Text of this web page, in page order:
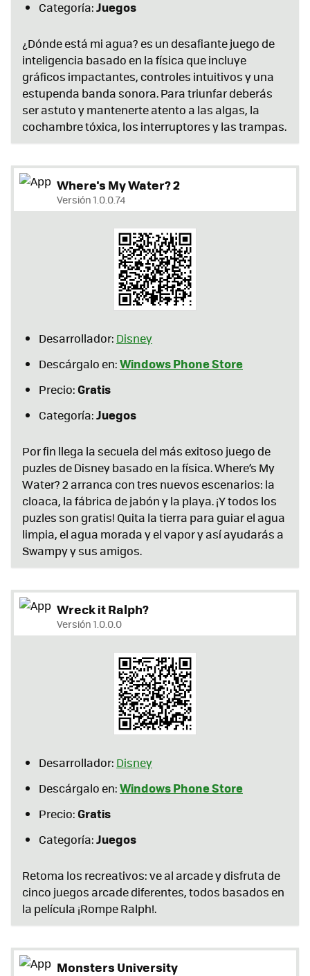
Categoría:Juegos
¿Dónde está mi agua? es un desafiante juego de
inteligencia basado en la física que incluye
gráficos impactantes, controles intuitivos y una
estupenda banda sonora. Para triunfar deberás
ser astuto y mantenerte atento a las algas, la
cochambre tóxica, los interruptores y las trampas.
Where's My Water? 2
Versión 1.0.0.74
Desarrollador: Disney
Descárgalo en:Windows Phone Store
Precio:Gratis
Categoría:Juegos
Por fin llega la secuela del más exitoso juego de
puzles de Disney basado en la física. Where’s My
Water? 2 arranca con tres nuevos escenarios: la
cloaca, la fábrica de jabón y la playa. ¡Y todos los
puzles son gratis! Quita la tierra para guiar el agua
limpia, el agua morada y el vapor y así ayudarás a
Swampy y sus amigos.
Wreck it Ralph?
Versión 1.0.0.0
Desarrollador: Disney
Descárgalo en:Windows Phone Store
Precio:Gratis
Categoría:Juegos
Retoma los recreativos: ve al arcade y disfruta de
cinco juegos arcade diferentes, todos basados en
la película ¡Rompe Ralph!.
Monsters University